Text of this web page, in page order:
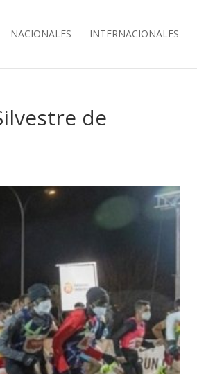
NACIONALES INTERNACIONALES
de